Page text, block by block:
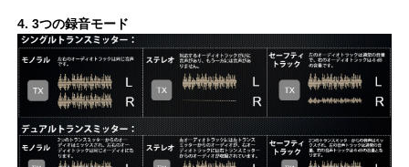
4. 3つの録音モード